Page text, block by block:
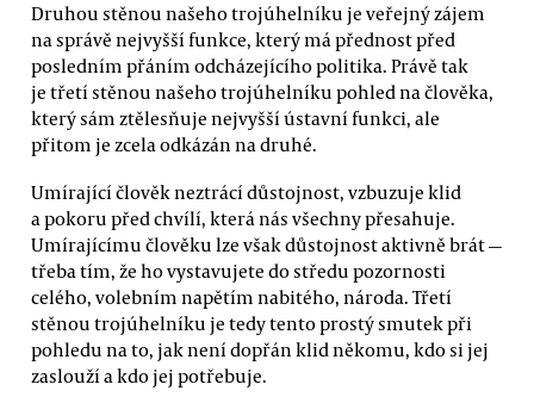
Druhou stěnou našeho trojúhelníku je veřejný zájem
na správě nejvyšší funkce, který má přednost před
posledním přáním odcházejícího politika. Právě tak
je třetí stěnou našeho trojúhelníku pohled na člověka,
který sám ztělesňuje nejvyšší ústavní funkci, ale
přitom je zcela odkázán na druhé.
Umírající člověk neztrácí důstojnost, vzbuzuje klid
a pokoru před chvílí, která nás všechny přesahuje.
Umírajícímu člověku lze však důstojnost aktivně brát —
třeba tím, že ho vystavujete do středu pozornosti
celého, volebním napětím nabitého, národa. Třetí
stěnou trojúhelníku je tedy tento prostý smutek při
pohledu na to, jak není dopřán klid někomu, kdo si jej
zaslouží a kdo jej potřebuje.